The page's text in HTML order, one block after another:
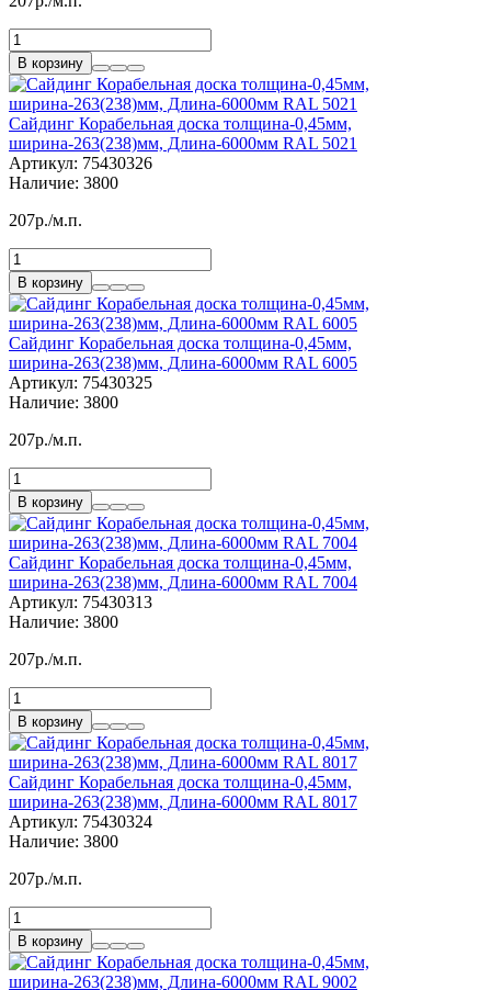
В корзину
Сайдинг Корабельная доска толщина-0,45мм,
ширина-263(238)мм, Длина-6000мм RAL 5021
Артикул: 75430326
Наличие: 3800
207р./м.п.
В корзину
Сайдинг Корабельная доска толщина-0,45мм,
ширина-263(238)мм, Длина-6000мм RAL 6005
Артикул: 75430325
Наличие: 3800
207р./м.п.
В корзину
Сайдинг Корабельная доска толщина-0,45мм,
ширина-263(238)мм, Длина-6000мм RAL 7004
Артикул: 75430313
Наличие: 3800
207р./м.п.
В корзину
Сайдинг Корабельная доска толщина-0,45мм,
ширина-263(238)мм, Длина-6000мм RAL 8017
Артикул: 75430324
Наличие: 3800
207р./м.п.
В корзину